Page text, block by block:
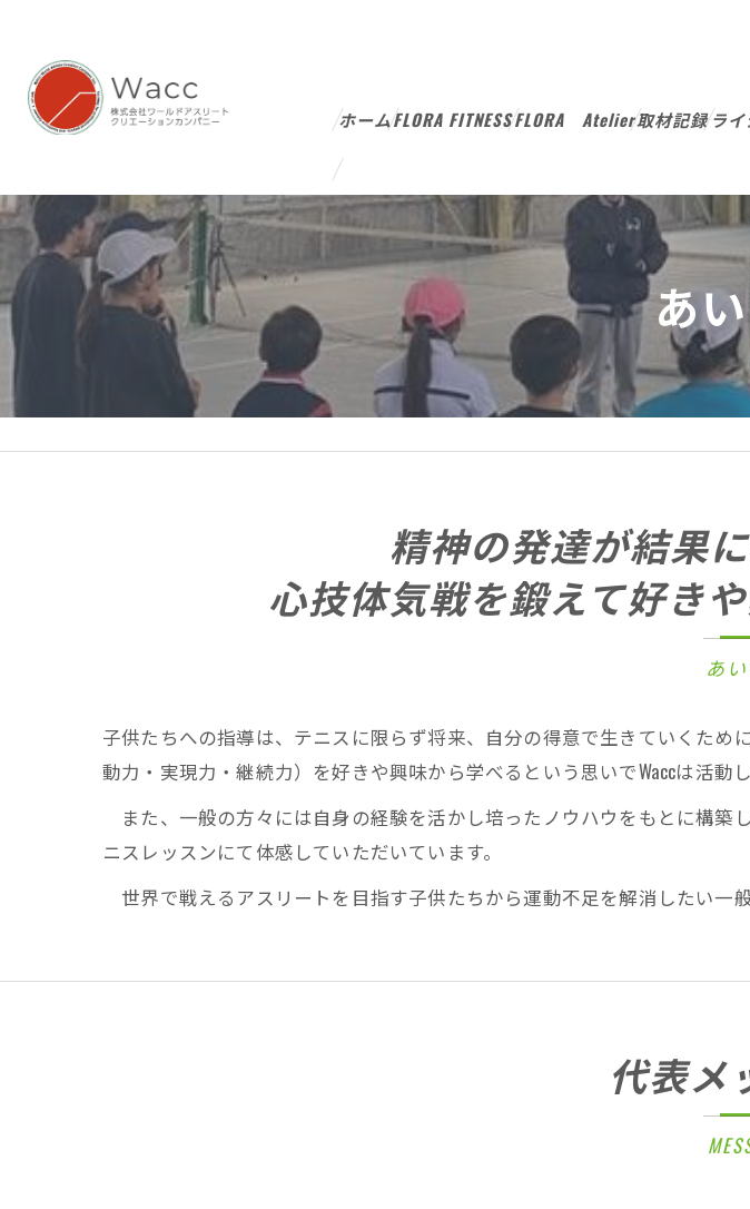
ホームFLORA FITNESSFLORA Atelier取材記録ライ
あ
精神の発達が結果
心技体気戦を鍛えて好き
あ
子供たちへの指導は、テニスに限らず将来、自分の得意で生きていくた
動力・実現力・継続力）を好きや興味から学べるという思いでWaccは活動し
また、一般の方々には自身の経験を活かし培ったノウハウをもとに構築
ニスレッスンにて体感していただいています。
世界で戦えるアスリートを目指す子供たちから運動不足を解消したい一
代表メ